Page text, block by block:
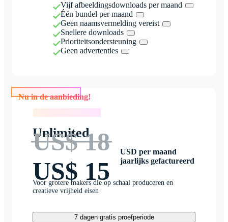
Vijf afbeeldingsdownloads per maand
Één bundel per maand
Geen naamsvermelding vereist
Snellere downloads
Prioriteitsondersteuning
Geen advertenties
Nu in de aanbieding!
Unlimited
US$ 18
US$ 15
USD per maand
jaarlijks gefactureerd
Voor grotere makers die op schaal produceren en
creatieve vrijheid eisen
7 dagen gratis proefperiode